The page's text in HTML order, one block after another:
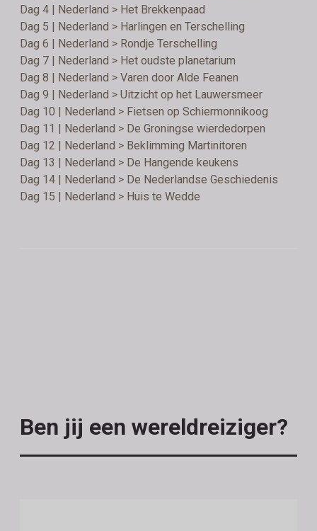
Dag 4 | Nederland > Het Brekkenpaad
Dag 5 | Nederland > Harlingen en Terschelling
Dag 6 | Nederland > Rondje Terschelling
Dag 7 | Nederland > Het oudste planetarium
Dag 8 | Nederland > Varen door Alde Feanen
Dag 9 | Nederland > Uitzicht op het Lauwersmeer
Dag 10 | Nederland > Fietsen op Schiermonnikoog
Dag 11 | Nederland > De Groningse wierdedorpen
Dag 12 | Nederland > Beklimming Martinitoren
Dag 13 | Nederland > De Hangende keukens
Dag 14 | Nederland > De Nederlandse Geschiedenis
Dag 15 | Nederland > Huis te Wedde
Ben jij een wereldreiziger?